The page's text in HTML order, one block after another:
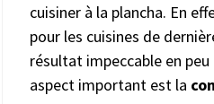
cuisiner à la plancha. En
pour les cuisines de
résultat impeccable en
aspect important est la